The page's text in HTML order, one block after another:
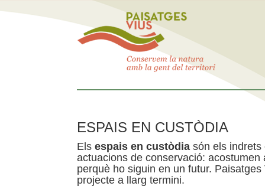
ESPAIS EN CUSTÒDIA
Els espais en custòdia són els indrets
actuacions de conservació:
perquè ho siguin en un futur.
projecte a llarg termini.